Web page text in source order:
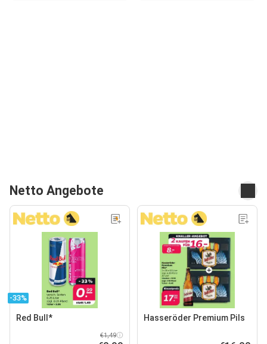
Netto Angebote
-33%
Red Bull*
€1,49
Hasseröder Premium Pils